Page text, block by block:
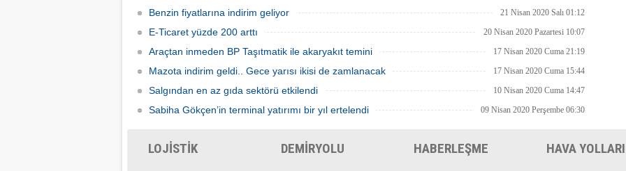
Benzin fiyatlarına indirim geliyor 21 Nisan 2020 Salı 01:12
E-Ticaret yüzde 200 arttı 20 Nisan 2020 Pazartesi 10:07
Araçtan inmeden BP Taşıtmatik ile akaryakıt temini 17 Nisan 2020 Cuma 21:19
Mazota indirim geldi.. Gece yarısı ikisi de zamlanacak 17 Nisan 2020 Cuma 15:44
Salgından en az gıda sektörü etkilendi 10 Nisan 2020 Cuma 14:47
Sabiha Gökçen’in terminal yatırımı bir yıl ertelendi 09 Nisan 2020 Perşembe 06:30
LOJİSTİK DEMİRYOLU HABERLEŞME HAVA YOLLARI